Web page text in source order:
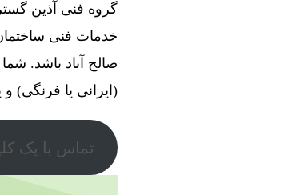
خدمات فنی
صالح آباد باشد.
(ایرانی یا فرنگی) و
تماس با یک